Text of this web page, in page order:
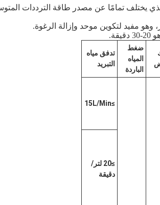
ضغط
المياه
الباردة
تدفق مياه
التبريد
≥15L/Min
≥20 لتر/
دقيقة